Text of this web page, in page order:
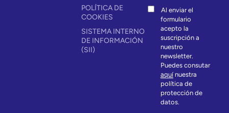
POLÍTICA DE
COOKIES
SISTEMA INTERNO
DE INFORMACIÓN
(SII)
Al enviar el
formulario
acepto la
suscripción a
nuestro
newsletter.
Puedes consutar
aquínuestra
política de
protección de
datos.